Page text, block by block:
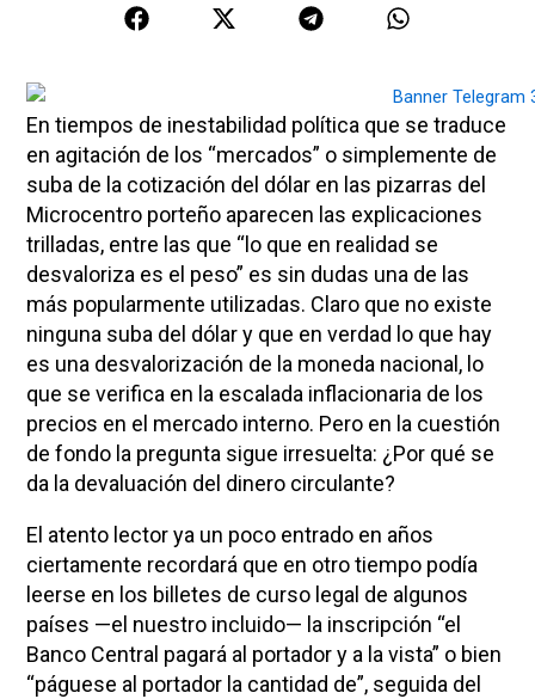
En tiempos de inestabilidad política que se traduce
en agitación de los “mercados” o simplemente de
suba de la cotización del dólar en las pizarras del
Microcentro porteño aparecen las explicaciones
trilladas, entre las que “lo que en realidad se
desvaloriza es el peso” es sin dudas una de las
más popularmente utilizadas. Claro que no existe
ninguna suba del dólar y que en verdad lo que hay
es una desvalorización de la moneda nacional, lo
que se verifica en la escalada inflacionaria de los
precios en el mercado interno. Pero en la cuestión
de fondo la pregunta sigue irresuelta: ¿Por qué se
da la devaluación del dinero circulante?
El atento lector ya un poco entrado en años
ciertamente recordará que en otro tiempo podía
leerse en los billetes de curso legal de algunos
países —el nuestro incluido— la inscripción “el
Banco Central pagará al portador y a la vista” o bien
“páguese al portador la cantidad de”, seguida del